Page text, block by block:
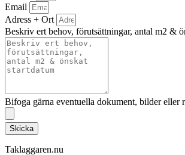
Email
Adress + Ort
Beskriv ert behov, förutsättningar, antal m2 &
Bifoga gärna eventuella dokument, bilder eller
Skicka
Taklaggaren.nu